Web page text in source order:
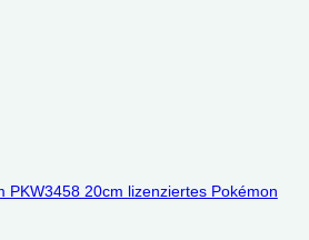
PKW3458 20cm lizenziertes Pokémon